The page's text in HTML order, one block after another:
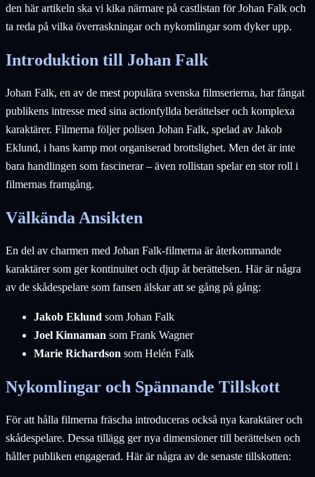
den här artikeln ska vi kika närmare på castlistan för Johan Falk och
ta reda på vilka överraskningar och nykomlingar som dyker upp.
Introduktion till Johan Falk
Johan Falk, en av de mest populära svenska filmserierna, har fångat
publikens intresse med sina actionfyllda berättelser och komplexa
karaktärer. Filmerna följer polisen Johan Falk, spelad av Jakob
Eklund, i hans kamp mot organiserad brottslighet. Men det är inte
bara handlingen som fascinerar – även rollistan spelar en stor roll i
filmernas framgång.
Välkända Ansikten
En del av charmen med Johan Falk-filmerna är återkommande
karaktärer som ger kontinuitet och djup åt berättelsen. Här är några
av de skådespelare som fansen älskar att se gång på gång:
Jakob Eklund som Johan Falk
Joel Kinnaman som Frank Wagner
Marie Richardson som Helén Falk
Nykomlingar och Spännande Tillskott
För att hålla filmerna fräscha introduceras också nya karaktärer och
skådespelare. Dessa tillägg ger nya dimensioner till berättelsen och
håller publiken engagerad. Här är några av de senaste tillskotten: